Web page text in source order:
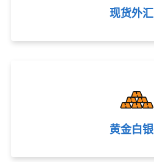
现货外汇
黄金白银